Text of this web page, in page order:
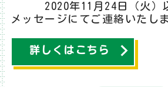
2020年11月24日（火）以
メッセージにてご連絡いたし
詳しくはこちら